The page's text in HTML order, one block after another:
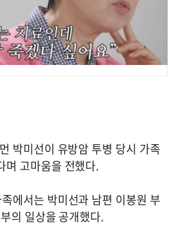
박미선이 유방암 투병 당시 가족
며 고마움을 전했다.
에서는 박미선과 남편 이봉원 부
의 일상을 공개했다.